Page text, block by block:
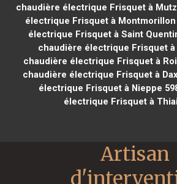
chaudière électrique Frisquet à
électrique Frisquet à Montmorillon
électrique Frisquet à Saint
chaudière électrique Frisquet à
chaudière électrique Frisquet à
chaudière électrique Frisquet à
électrique Frisquet à Nieppe
électrique Frisquet à
Artisan